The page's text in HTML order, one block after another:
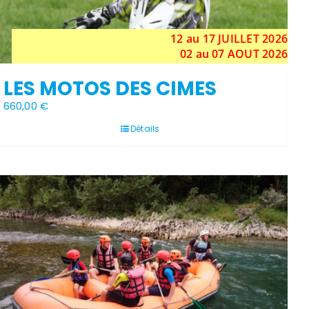
12 au 17 JUILLET2026
02 au 07 AOUT 2026
LES MOTOS DES CIMES
660,00€
Détails